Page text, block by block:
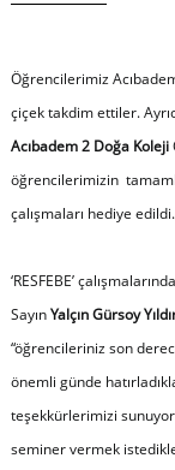
Öğrencilerimiz
çiçek takdim ettiler.
Acıbadem 2 Doğa Koleji
öğrencilerimizin
çalışmaları hediye edildi.
‘RESFEBE’
SayınYalçın Gürsoy
“öğrencileriniz son
önemli günde
teşekkürlerimizi
seminer vermek